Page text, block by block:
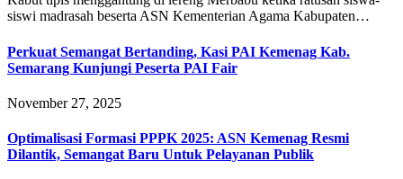
siswi madrasah beserta ASN Kementerian Agama Kabupaten…
Perkuat Semangat Bertanding, Kasi PAI Kemenag Kab.
Semarang Kunjungi Peserta PAI Fair
November 27, 2025
Optimalisasi Formasi PPPK 2025: ASN Kemenag Resmi
Dilantik, Semangat Baru Untuk Pelayanan Publik